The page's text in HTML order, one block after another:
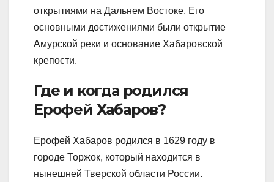
открытиями на Дальнем Востоке. Его
основными достижениями были открытие
Амурской реки и основание Хабаровской
крепости.
Где и когда родился
Ерофей Хабаров?
Ерофей Хабаров родился в 1629 году в
городе Торжок, который находится в
нынешней Тверской области России.